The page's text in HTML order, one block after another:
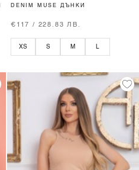
DENIM MUSE ДЪНКИ
€117 / 228.83 ЛВ.
XS S M L